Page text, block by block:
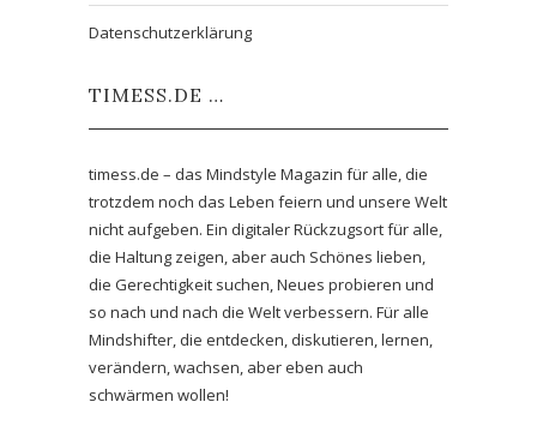
Datenschutzerklärung
TIMESS.DE …
timess.de – das Mindstyle Magazin für alle, die
trotzdem noch das Leben feiern und unsere Welt
nicht aufgeben. Ein digitaler Rückzugsort für alle,
die Haltung zeigen, aber auch Schönes lieben,
die Gerechtigkeit suchen, Neues probieren und
so nach und nach die Welt verbessern. Für alle
Mindshifter, die entdecken, diskutieren, lernen,
verändern, wachsen, aber eben auch
schwärmen wollen!